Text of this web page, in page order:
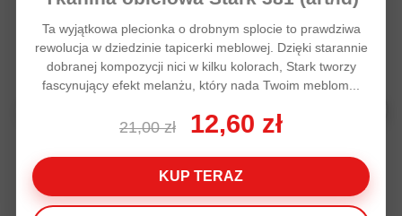
puch Premium Ludwika,
Kołdra puchowa
puch Premium
Ta wyjątkowa plecionka o drobnym splocie to prawdziwa
rewolucja w dziedzinie tapicerki meblowej. Dzięki starannie
dobranej kompozycji nici w kilku kolorach, Stark tworzy
fascynujący efekt melanżu, który nada Twoim meblom...
21,00 zł 12,60 zł
KUP TERAZ